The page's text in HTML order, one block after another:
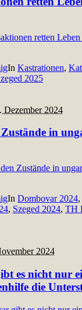
In Kastrationen,
2025
Dezember 2024
in
In Dombovar 2024,
, Szeged 2024, TH
2024
es nicht nur
die